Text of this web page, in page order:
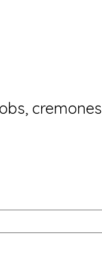
cremones